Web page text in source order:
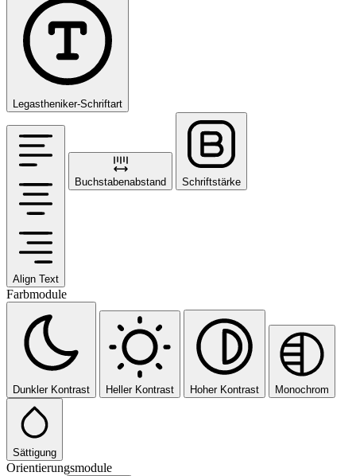
Legastheniker-Schriftart
Align Text
Buchstabenabstand Schriftstärke
Farbmodule
Dunkler Kontrast Heller Kontrast Hoher Kontrast Monochrom
Sättigung
Orientierungsmodule